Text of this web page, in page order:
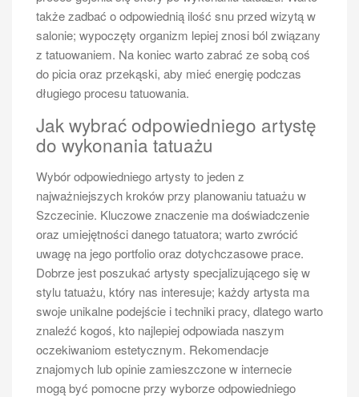
także zadbać o odpowiednią ilość snu przed wizytą w
salonie; wypoczęty organizm lepiej znosi ból związany
z tatuowaniem. Na koniec warto zabrać ze sobą coś
do picia oraz przekąski, aby mieć energię podczas
długiego procesu tatuowania.
Jak wybrać odpowiedniego artystę
do wykonania tatuażu
Wybór odpowiedniego artysty to jeden z
najważniejszych kroków przy planowaniu tatuażu w
Szczecinie. Kluczowe znaczenie ma doświadczenie
oraz umiejętności danego tatuatora; warto zwrócić
uwagę na jego portfolio oraz dotychczasowe prace.
Dobrze jest poszukać artysty specjalizującego się w
stylu tatuażu, który nas interesuje; każdy artysta ma
swoje unikalne podejście i techniki pracy, dlatego warto
znaleźć kogoś, kto najlepiej odpowiada naszym
oczekiwaniom estetycznym. Rekomendacje
znajomych lub opinie zamieszczone w internecie
mogą być pomocne przy wyborze odpowiedniego